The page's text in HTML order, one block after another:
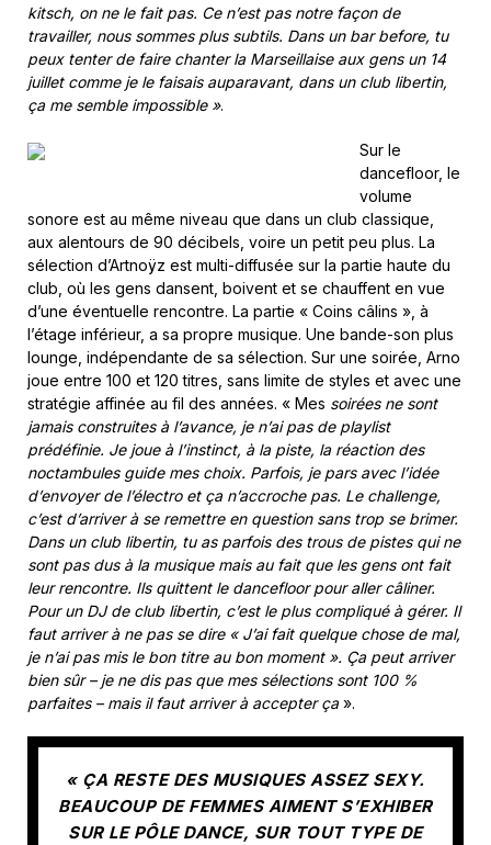
kitsch, on ne le fait pas. Ce n’est pas notre façon de
travailler, nous sommes plus subtils. Dans un bar before, tu
peux tenter de faire chanter la Marseillaise aux gens un 14
juillet comme je le faisais auparavant, dans un club libertin,
ça me semble impossible ».
Sur le
dancefloor, le
volume
sonore est au même niveau que dans un club classique,
aux alentours de 90 décibels, voire un petit peu plus. La
sélection d’Artnoÿz est multi-diffusée sur la partie haute du
club, où les gens dansent, boivent et se chauffent en vue
d’une éventuelle rencontre. La partie « Coins câlins », à
l’étage inférieur, a sa propre musique. Une bande-son plus
lounge, indépendante de sa sélection. Sur une soirée, Arno
joue entre 100 et 120 titres, sans limite de styles et avec une
stratégie affinée au fil des années. « Mes soirées ne sont
jamais construites à l’avance, je n’ai pas de playlist
prédéfinie. Je joue à l’instinct, à la piste, la réaction des
noctambules guide mes choix. Parfois, je pars avec l’idée
d’envoyer de l’électro et ça n’accroche pas. Le challenge,
c’est d’arriver à se remettre en question sans trop se brimer.
Dans un club libertin, tu as parfois des trous de pistes qui ne
sont pas dus à la musique mais au fait que les gens ont fait
leur rencontre. Ils quittent le dancefloor pour aller câliner.
Pour un DJ de club libertin, c’est le plus compliqué à gérer. Il
faut arriver à ne pas se dire « J’ai fait quelque chose de mal,
je n’ai pas mis le bon titre au bon moment ». Ça peut arriver
bien sûr – je ne dis pas que mes sélections sont 100 %
parfaites – mais il faut arriver à accepter ça».
« ÇA RESTE DES MUSIQUES ASSEZ SEXY.
BEAUCOUP DE FEMMES AIMENT S’EXHIBER
SUR LE PÔLE DANCE, SUR TOUT TYPE DE